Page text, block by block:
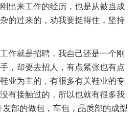
出来工作的经历，也是从被当成
的过来的，劝我要挺得住，坚持
就是招聘，我自己还是一个刚
，却要去招人，有点紧张也有点
业为主的，有很多有关鞋业的专
有接触过的，所以也就有很多我
部的做包，车包，品质部的成型